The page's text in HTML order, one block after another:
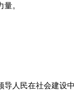
。
人民在社会建设中